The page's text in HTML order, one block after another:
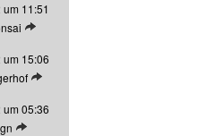
11:51
Letzten Beitrag anzeigen
15:06
Letzten Beitrag anzeigen
05:36
Letzten Beitrag anzeigen